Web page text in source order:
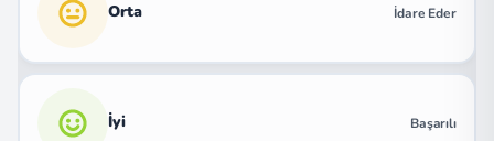
Orta İdare Eder
İyi Başarılı